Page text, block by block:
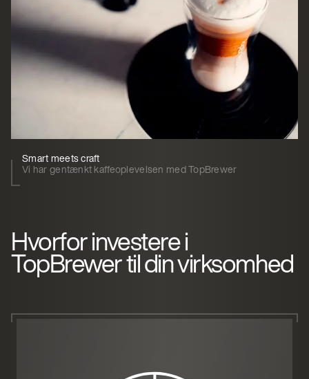
Smart meets craft
Vi har gentænkt kaffeoplevelsen med TopBrewer
Hvorfor investere i
TopBrewer til din virksomhed